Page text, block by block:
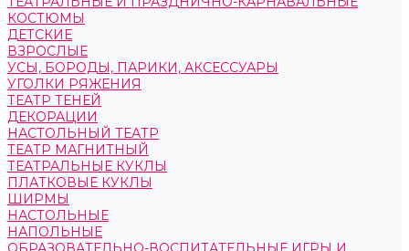
КОСТЮМЫ
ДЕТСКИЕ
ВЗРОСЛЫЕ
УСЫ, БОРОДЫ, ПАРИКИ, АКСЕССУАРЫ
УГОЛКИ РЯЖЕНИЯ
ТЕАТР ТЕНЕЙ
ДЕКОРАЦИИ
НАСТОЛЬНЫЙ ТЕАТР
ТЕАТР МАГНИТНЫЙ
ТЕАТРАЛЬНЫЕ КУКЛЫ
ПЛАТКОВЫЕ КУКЛЫ
ШИРМЫ
НАСТОЛЬНЫЕ
НАПОЛЬНЫЕ